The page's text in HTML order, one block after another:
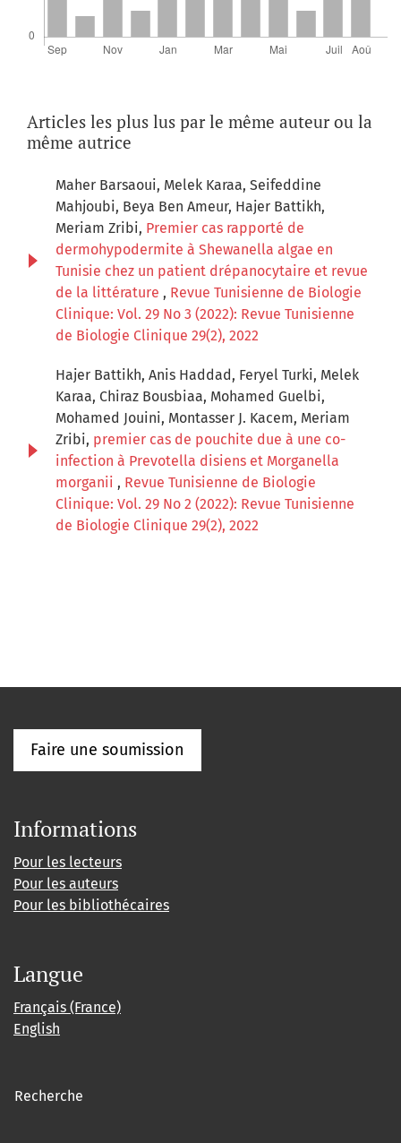
Articles les plus lus par le même auteur ou la
même autrice
Maher Barsaoui, Melek Karaa, Seifeddine
Mahjoubi, Beya Ben Ameur, Hajer Battikh,
Meriam Zribi, Premier cas rapporté de
dermohypodermite à Shewanella algae en
Tunisie chez un patient drépanocytaire et revue
de la littérature , Revue Tunisienne de Biologie
Clinique: Vol. 29 No 3 (2022): Revue Tunisienne
de Biologie Clinique 29(2), 2022
Hajer Battikh, Anis Haddad, Feryel Turki, Melek
Karaa, Chiraz Bousbiaa, Mohamed Guelbi,
Mohamed Jouini, Montasser J. Kacem, Meriam
Zribi, premier cas de pouchite due à une co-
infection à Prevotella disiens et Morganella
morganii , Revue Tunisienne de Biologie
Clinique: Vol. 29 No 2 (2022): Revue Tunisienne
de Biologie Clinique 29(2), 2022
Faire une soumission
Informations
Pour les lecteurs
Pour les auteurs
Pour les bibliothécaires
Langue
Français (France)
English
Recherche